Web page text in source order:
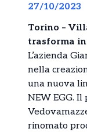
27/10/2023
Torino –
trasforma
L’azienda
nella
una nuova
NEW EGG.
rinomato